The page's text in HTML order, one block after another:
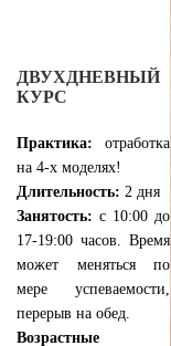
ДВУХДНЕВНЫЙ
КУРС
Практика: отработка
на 4-х моделях!
Длительность: 2 дня
Занятость: с 10:00 до
17-19:00 часов. Время
может меняться по
мере успеваемости,
перерыв на обед.
Возрастные